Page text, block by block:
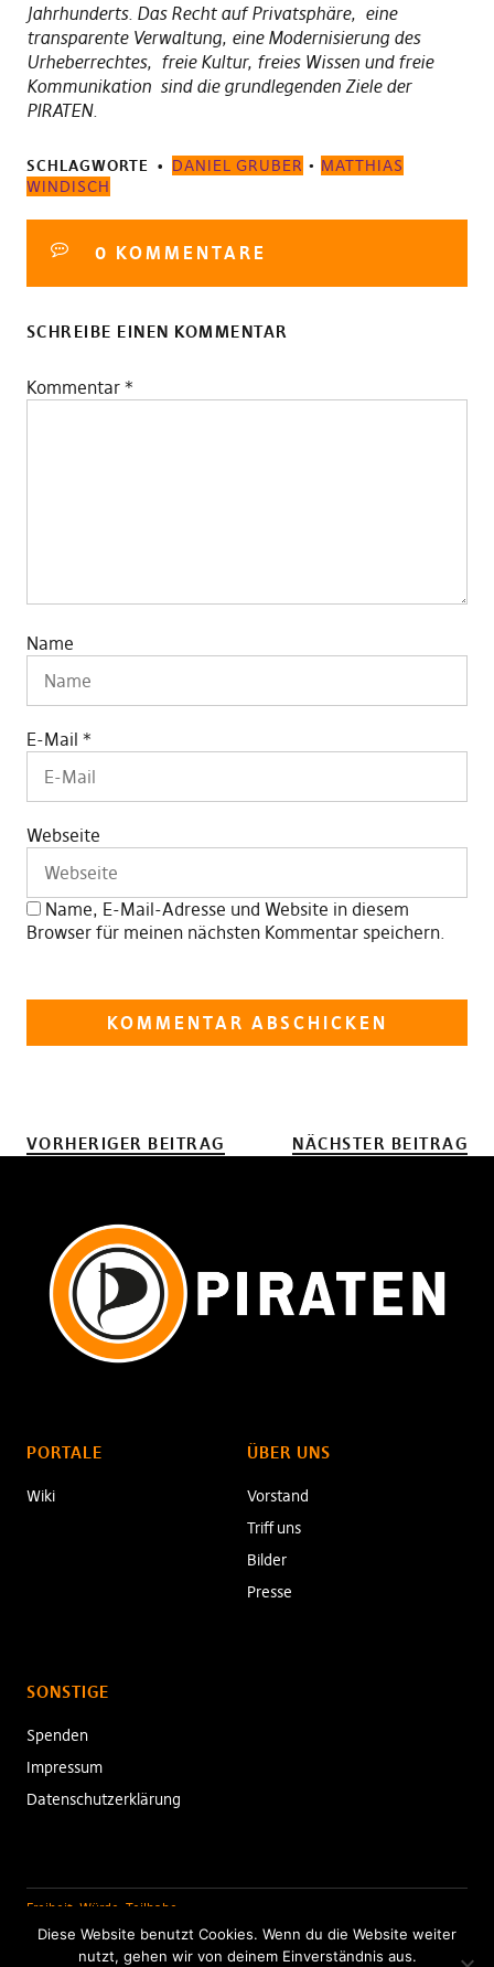
Jahrhunderts. Das Recht auf Privatsphäre, eine
transparente Verwaltung, eine Modernisierung des
Urheberrechtes, freie Kultur, freies Wissen und freie
Kommunikation sind die grundlegenden Ziele der
PIRATEN.
SCHLAGWORTE DANIEL GRUBER • MATTHIAS
WINDISCH
0 KOMMENTARE
SCHREIBE EINEN KOMMENTAR
Kommentar *
Name
E-Mail *
Webseite
Name, E-Mail-Adresse und Website in diesem
Browser für meinen nächsten Kommentar speichern.
VORHERIGER BEITRAG NÄCHSTER BEITRAG
PORTALE
Wiki
ÜBER UNS
Vorstand
Triff uns
Bilder
Presse
SONSTIGE
Spenden
Impressum
Datenschutzerklärung
Freiheit. Würde. Teilhabe.
Diese Website benutzt Cookies. Wenn du die Website weiter
nutzt, gehen wir von deinem Einverständnis aus.